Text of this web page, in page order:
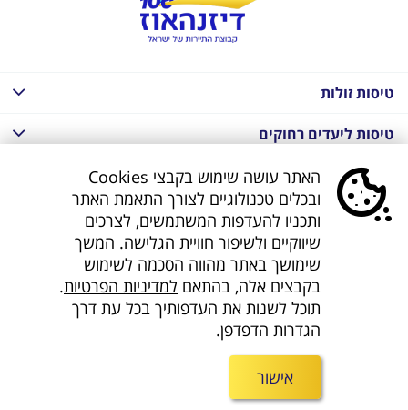
טיסות זולות
טיסות ליעדים רחוקים
חבילות נופש בחו"ל
חבילות נופש בחו"ל
חבילות טוס וסע
דילים לחו"ל
קישורים נוספים
חפשו אותנו ברשת
האתר עושה שימוש בקבצי Cookies
ובכלים טכנולוגיים לצורך התאמת האתר
ותכניו להעדפות המשתמשים, לצרכים
שיווקיים ולשיפור חוויית הגלישה. המשך
שימושך באתר מהווה הסכמה לשימוש
בקבצים אלה, בהתאם למדיניות הפרטיות.
תוכל לשנות את העדפותיך בכל עת דרך
הגדרות הדפדפן.
אישור